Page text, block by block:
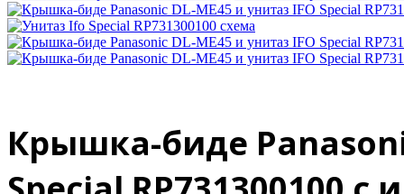
Крышка-биде